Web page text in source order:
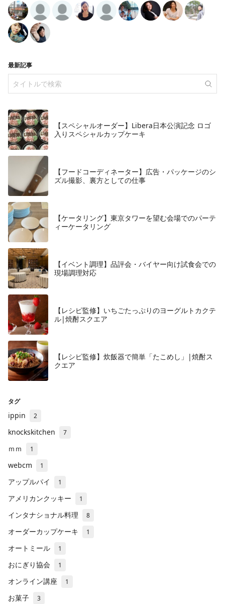
最新記事
【スペシャルオーダー】Libera日本公演記念 ロゴ
入りスペシャルカップケーキ
【フードコーディネーター】広告・パッケージのシ
ズル撮影、裏方としての仕事
【ケータリング】東京タワーを望む会場でのパーテ
ィーケータリング
【イベント調理】品評会・バイヤー向け試食会での
現場調理対応
【レシピ監修】いちごたっぷりのヨーグルトカクテ
ル|焼酎スクエア
【レシピ監修】炊飯器で簡単「たこめし」|焼酎ス
クエア
タグ
ippin 2
knockskitchen 7
ｍｍ 1
webcm 1
アップルパイ 1
アメリカンクッキー 1
インタナショナル料理 8
オーダーカップケーキ 1
オートミール 1
おにぎり協会 1
オンライン講座 1
お菓子 3